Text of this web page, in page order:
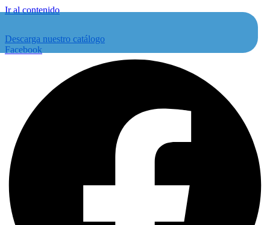
Ir al contenido
Descarga nuestro catálogo
Facebook